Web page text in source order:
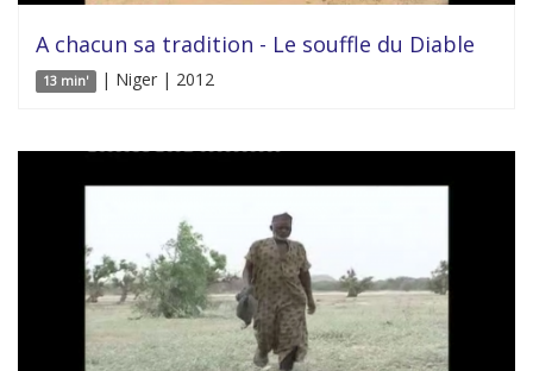
A chacun sa tradition - Le souffle du Diable
13 min' | Niger | 2012